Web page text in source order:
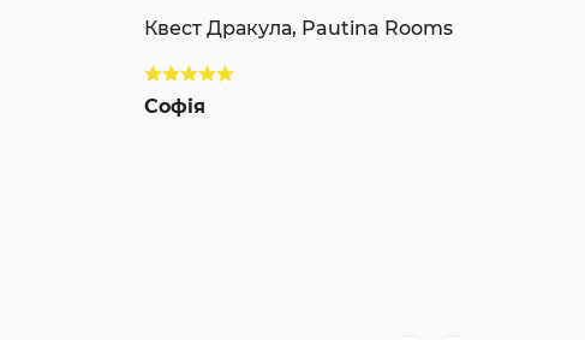
Квест Дракула, Pautina Rooms
Софія